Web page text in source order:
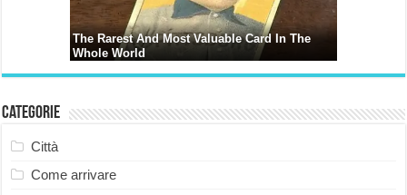
Categorie
Città
Come arrivare